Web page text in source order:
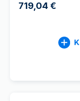
719,04 €